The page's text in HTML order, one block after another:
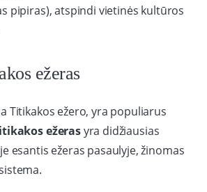
pipiras), atspindi vietinės kultūros
ežeras
Titikakos ežero, yra populiarus
ežerasyra didžiausias
esantis ežeras pasaulyje, žinomas